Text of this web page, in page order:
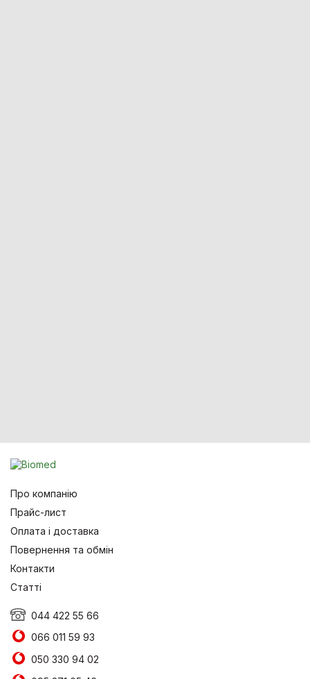
Про компанію
Прайс-лист
Оплата і доставка
Повернення та обмін
Контакти
Статті
044 422 55 66
066 011 59 93
050 330 94 02